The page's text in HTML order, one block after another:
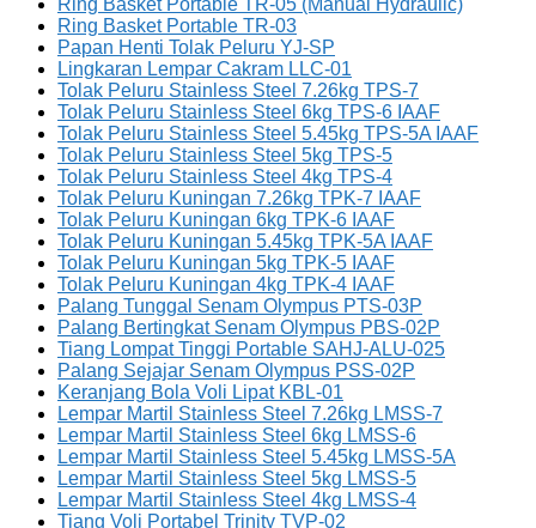
Ring Basket Portable TR-05 (Manual Hydraulic)
Ring Basket Portable TR-03
Papan Henti Tolak Peluru YJ-SP
Lingkaran Lempar Cakram LLC-01
Tolak Peluru Stainless Steel 7.26kg TPS-7
Tolak Peluru Stainless Steel 6kg TPS-6 IAAF
Tolak Peluru Stainless Steel 5.45kg TPS-5A IAAF
Tolak Peluru Stainless Steel 5kg TPS-5
Tolak Peluru Stainless Steel 4kg TPS-4
Tolak Peluru Kuningan 7.26kg TPK-7 IAAF
Tolak Peluru Kuningan 6kg TPK-6 IAAF
Tolak Peluru Kuningan 5.45kg TPK-5A IAAF
Tolak Peluru Kuningan 5kg TPK-5 IAAF
Tolak Peluru Kuningan 4kg TPK-4 IAAF
Palang Tunggal Senam Olympus PTS-03P
Palang Bertingkat Senam Olympus PBS-02P
Tiang Lompat Tinggi Portable SAHJ-ALU-025
Palang Sejajar Senam Olympus PSS-02P
Keranjang Bola Voli Lipat KBL-01
Lempar Martil Stainless Steel 7.26kg LMSS-7
Lempar Martil Stainless Steel 6kg LMSS-6
Lempar Martil Stainless Steel 5.45kg LMSS-5A
Lempar Martil Stainless Steel 5kg LMSS-5
Lempar Martil Stainless Steel 4kg LMSS-4
Tiang Voli Portabel Trinity TVP-02